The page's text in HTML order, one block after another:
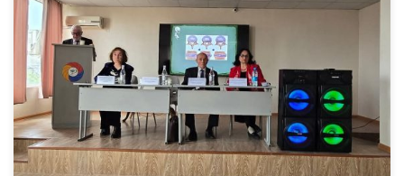
Սույն թվականի ապրիլի 22-ին Հայկական բժշկական
ինստիտուտը հյուրընկալել էր Միջազգային
նյարդագիտական ակադեմիայի II գիտաժողովը։ Սա լավ
հնարավորություն էր ՀԲԻ -ի դասախոսների և
ուսանողների համար մասնակից լինելու գիտական
զեկույցներին, տեղեկանալո ւ ոլորտի նորություններին։
Ուրախ ենք նշել, որ զեկուցողների թվում էին նաև ՀԲԻ-ի
դասախոսներ։